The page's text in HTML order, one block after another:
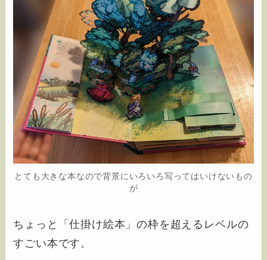
とても大きな本なので背景にいろいろ写ってはいけないもの
が
ちょっと「仕掛け絵本」の枠を超えるレベルの
すごい本です。